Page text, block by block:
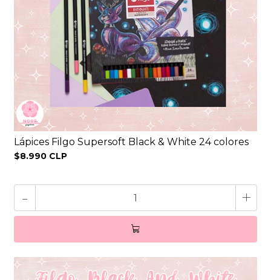
Lápices Filgo Supersoft Black & White 24 colores
$8.990 CLP
- +